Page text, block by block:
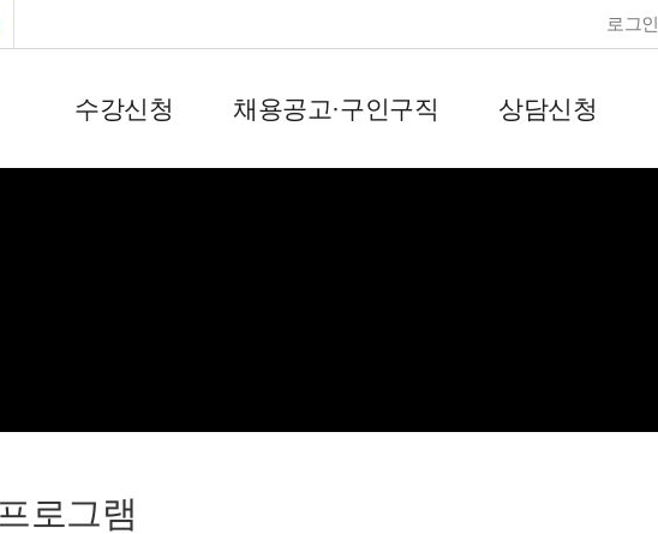
로그인
수강신청 채용공고·구인구직 상담신청
로그램